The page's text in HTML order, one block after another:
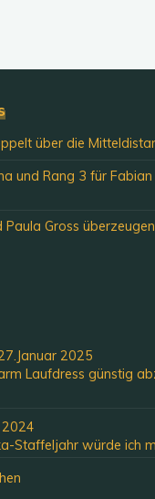
über die
und Rang 3 für
Gross
2025
Laufdress günstig
Staffeljahr würde ich